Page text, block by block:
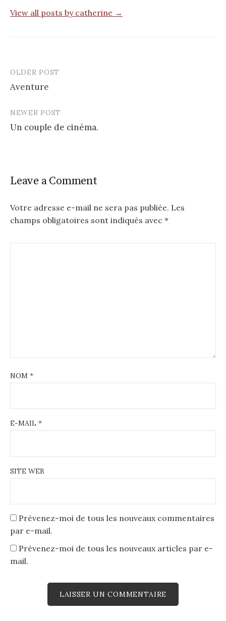
View all posts by catherine →
Post
navigation
OLDER POST
Aventure
NEWER POST
Un couple de cinéma.
Leave a Comment
Votre adresse e-mail ne sera pas publiée. Les
champs obligatoires sont indiqués avec *
NOM *
E-MAIL *
SITE WEB
Prévenez-moi de tous les nouveaux commentaires
par e-mail.
Prévenez-moi de tous les nouveaux articles par e-
mail.